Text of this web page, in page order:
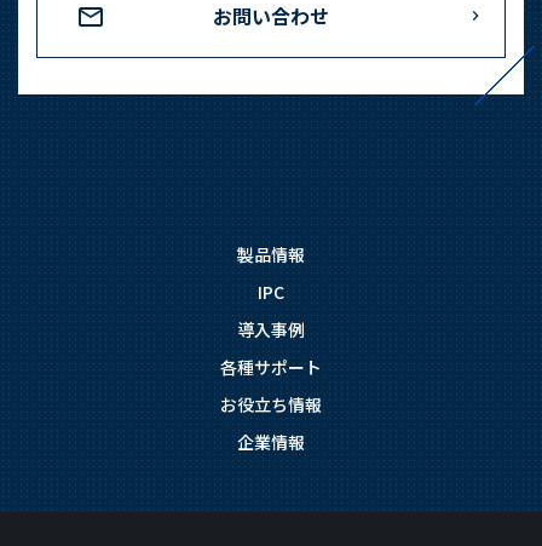
お問い合わせ
製品情報
IPC
導入事例
各種サポート
お役立ち情報
企業情報